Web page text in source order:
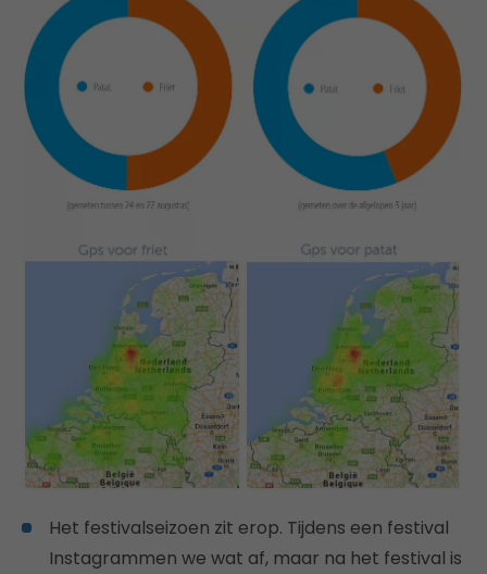
Het festivalseizoen zit erop. Tijdens een festival
Instagrammen we wat af, maar na het festival is